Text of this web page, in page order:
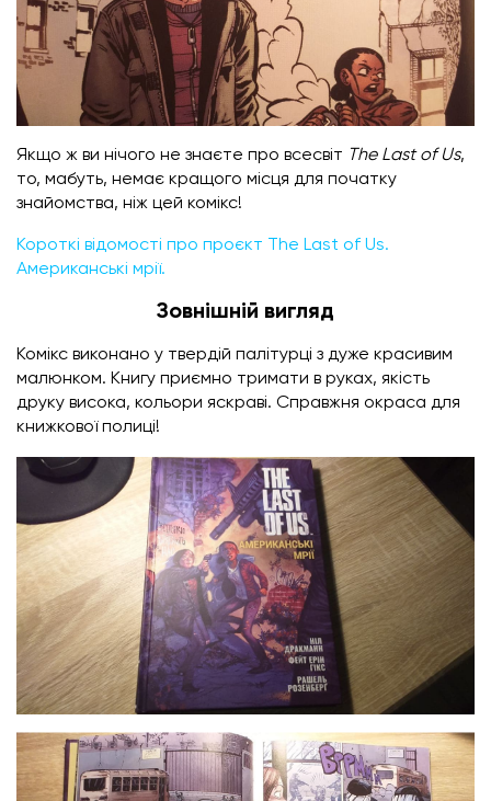
Якщо ж ви нічого не знаєте про всесвіт The Last of Us,
то, мабуть, немає кращого місця для початку
знайомства, ніж цей комікс!
Короткі відомості про проєкт The Last of Us.
Американські мрії.
Зовнішній вигляд
Комікс виконано у твердій палітурці з дуже красивим
малюнком. Книгу приємно тримати в руках, якість
друку висока, кольори яскраві. Справжня окраса для
книжкової полиці!